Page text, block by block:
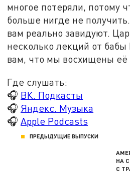
многое потеряли, потому
больше нигде не
вам реально завидуют.
несколько лекций от
вам, что мы восхищены её
Где слушать:
🎧 ВК. Подкасты
🎧 Яндекс. Музыка
🎧 Apple Podcasts
ПРЕДЫДУЩИЕ ВЫПУСКИ
НА
С